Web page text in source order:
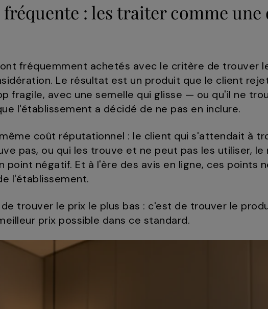
: les traiter comme une
fréquemment achetés avec le critère de trouver
Le résultat est un produit que le client
fragile, avec une semelle qui glisse — ou qu'il ne
l'établissement a décidé de ne pas en inclure.
coût réputationnel : le client qui s'attendait à
pas, ou qui les trouve et ne peut pas les utiliser, le
point négatif. Et à l'ère des avis en ligne, ces points
l'établissement.
trouver le prix le plus bas : c'est de trouver le
prix possible dans ce standard.